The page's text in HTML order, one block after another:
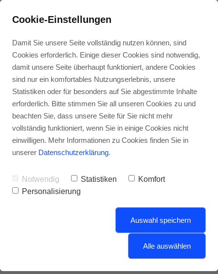
Kunden-
dienst
Energie-
wende
Über
uns
Kunden-
zufriedenheit
Stellen-
angebote
Pillipp Haustechnik
Cookie-Einstellungen
Damit Sie unsere Seite vollständig nutzen können, sind
Cookies erforderlich. Einige dieser Cookies sind notwendig,
damit unsere Seite überhaupt funktioniert, andere Cookies
sind nur ein komfortables Nutzungserlebnis, unsere
Statistiken oder für besonders auf Sie abgestimmte Inhalte
erforderlich. Bitte stimmen Sie all unseren Cookies zu und
beachten Sie, dass unsere Seite für Sie nicht mehr
vollständig funktioniert, wenn Sie in einige Cookies nicht
einwilligen. Mehr Informationen zu Cookies finden Sie in
unserer Datenschutzerklärung.
Notwendig Statistiken
Komfort
Personalisierung
Auswahl speichern
Alle auswählen